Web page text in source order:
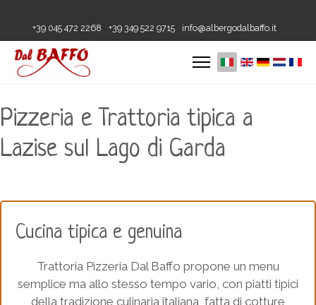
+39 045 472 2268 +39 349 522 9715 info@albergodalbaffo.it
Pizzeria e Trattoria tipica a
Lazise sul Lago di Garda
Cucina tipica e genuina
Trattoria Pizzeria Dal Baffo propone un menu
semplice ma allo stesso tempo vario, con piatti tipici
della tradizione culinaria italiana, fatta di cotture